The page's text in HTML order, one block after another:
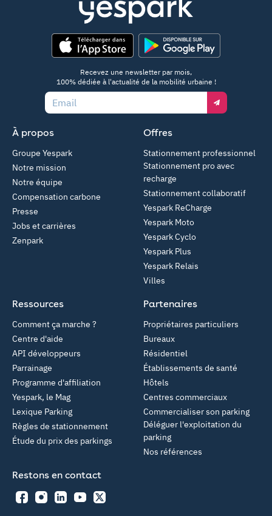
Recevez une newsletter par mois,
100% dédiée à l'actualité de la mobilité urbaine !
À propos
Groupe Yespark
Notre mission
Notre équipe
Compensation carbone
Presse
Jobs et carrières
Zenpark
Offres
Stationnement professionnel
Stationnement pro avec
recharge
Stationnement collaboratif
Yespark ReCharge
Yespark Moto
Yespark Cyclo
Yespark Plus
Yespark Relais
Villes
Partenaires
Propriétaires particuliers
Bureaux
Résidentiel
Établissements de santé
Hôtels
Centres commerciaux
Commercialiser son parking
Déléguer l'exploitation du
parking
Nos références
Ressources
Comment ça marche ?
Centre d'aide
API développeurs
Parrainage
Programme d'affiliation
Yespark, le Mag
Lexique Parking
Règles de stationnement
Étude du prix des parkings
Restons en contact
FacebookInstagramLinkedInYouTubeTwitter